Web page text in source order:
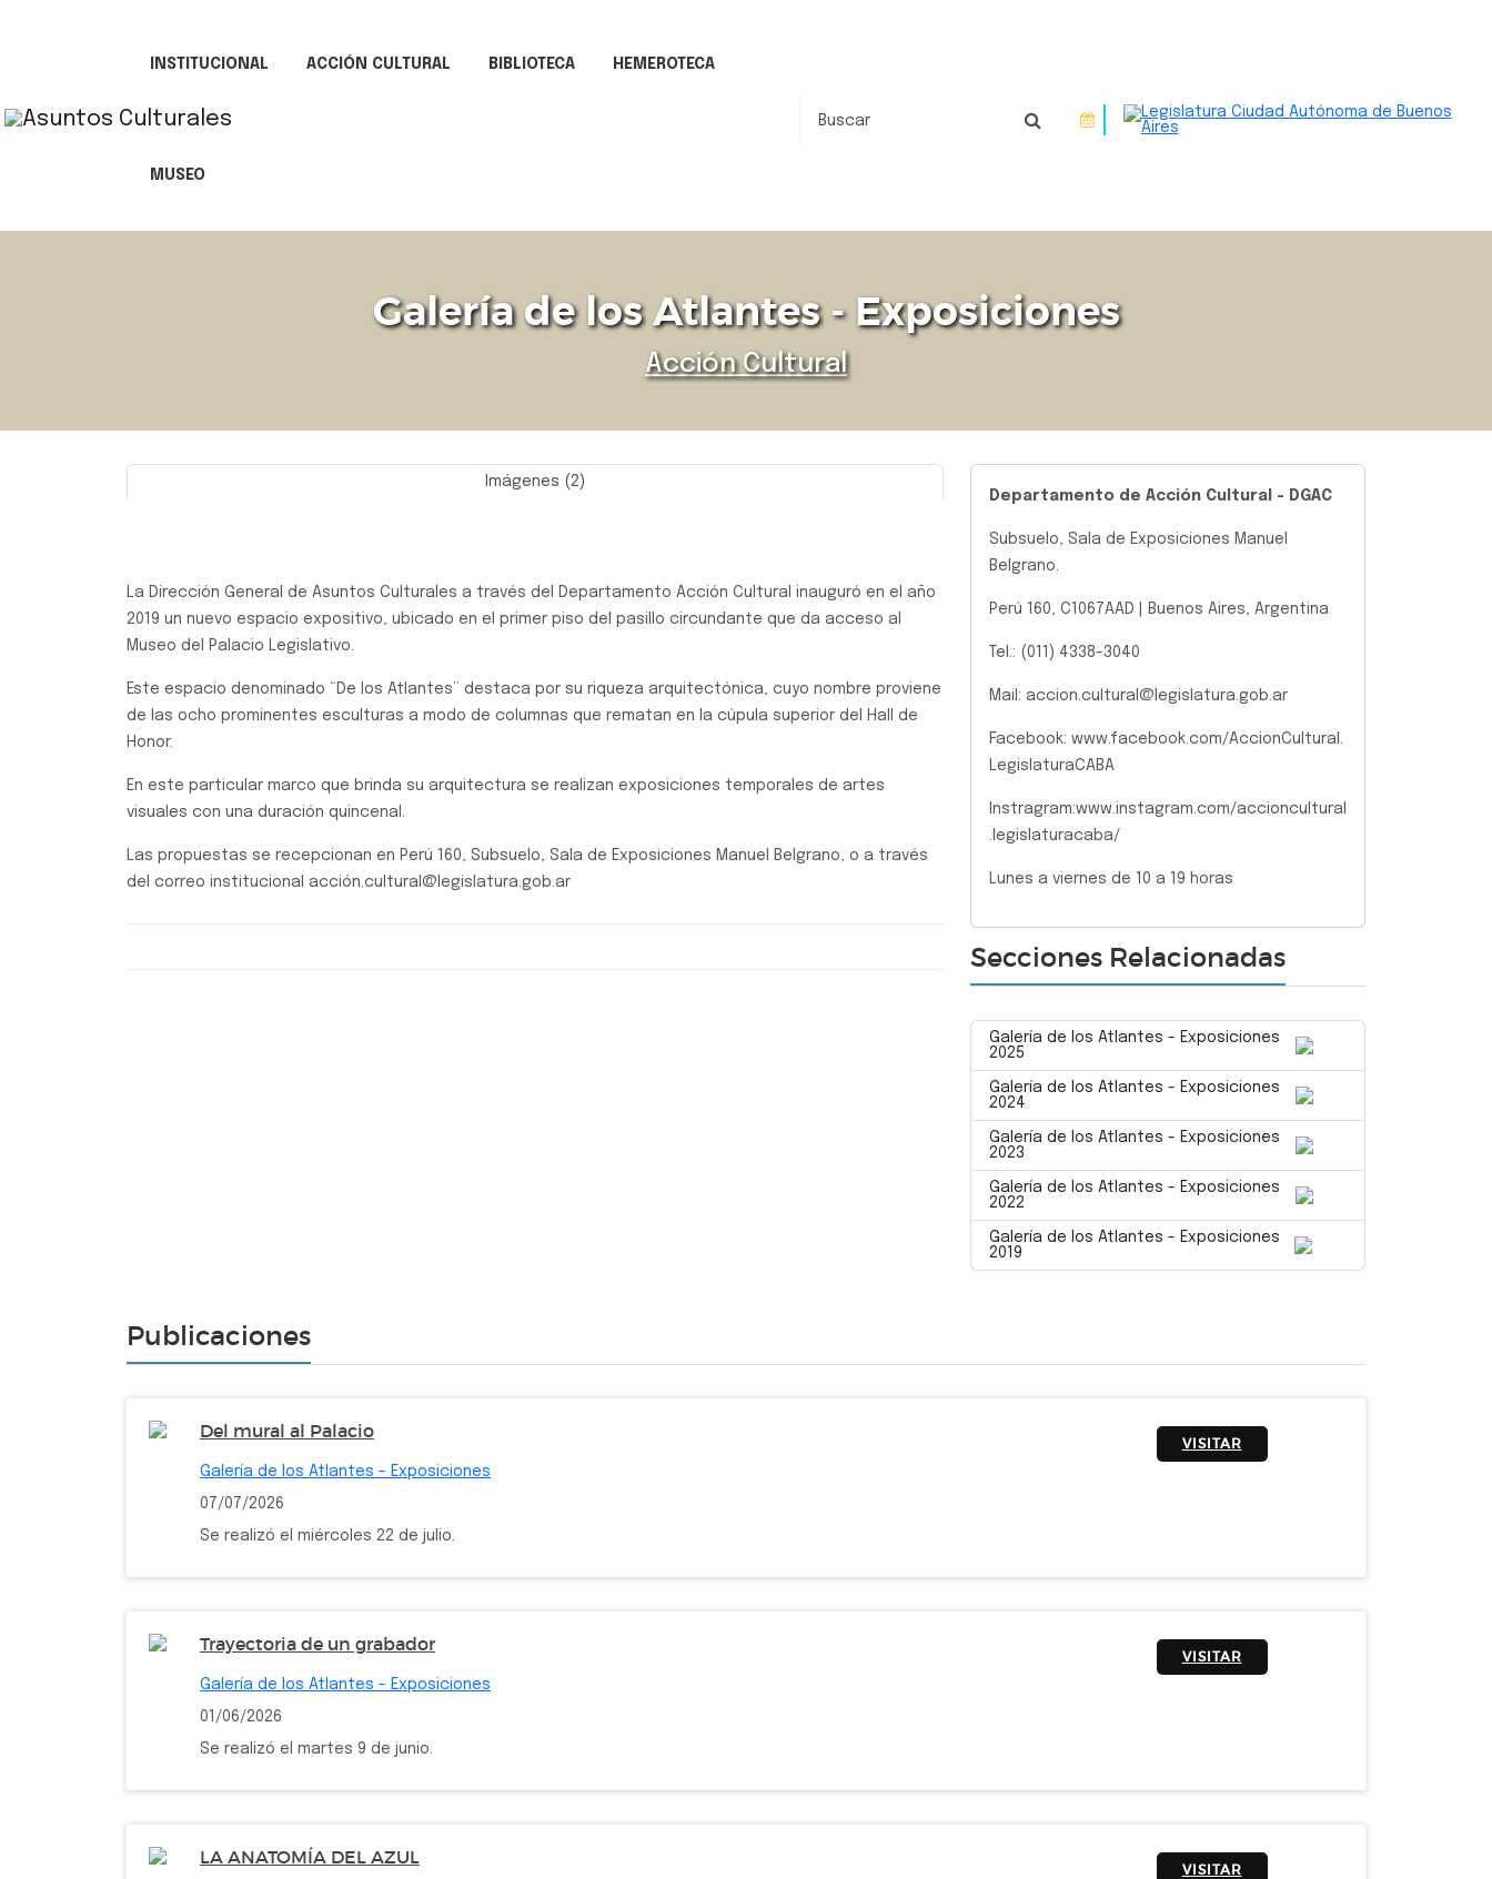
INSTITUCIONAL ACCIÓN CULTURAL BIBLIOTECA HEMEROTECA
MUSEO
Galería de los Atlantes - Exposiciones
Acción Cultural
Imágenes (2)
La Dirección General de Asuntos Culturales a través del Departamento Acción Cultural inauguró en el año
2019 un nuevo espacio expositivo, ubicado en el primer piso del pasillo circundante que da acceso al
Museo del Palacio Legislativo.
Este espacio denominado “De los Atlantes” destaca por su riqueza arquitectónica, cuyo nombre proviene
de las ocho prominentes esculturas a modo de columnas que rematan en la cúpula superior del Hall de
Honor.
En este particular marco que brinda su arquitectura se realizan exposiciones temporales de artes
visuales con una duración quincenal.
Las propuestas se recepcionan en Perú 160, Subsuelo, Sala de Exposiciones Manuel Belgrano, o a través
del correo institucional acción.cultural@legislatura.gob.ar
Departamento de Acción Cultural - DGAC
Subsuelo, Sala de Exposiciones Manuel
Belgrano.
Perú 160, C1067AAD | Buenos Aires, Argentina
Tel.: (011) 4338-3040
Mail: accion.cultural@legislatura.gob.ar
Facebook: www.facebook.com/AccionCultural.
LegislaturaCABA
Instragram:www.instagram.com/accioncultural
.legislaturacaba/
Lunes a viernes de 10 a 19 horas
Secciones Relacionadas
Galería de los Atlantes - Exposiciones
2025
Galería de los Atlantes - Exposiciones
2024
Galería de los Atlantes - Exposiciones
2023
Galería de los Atlantes - Exposiciones
2022
Galería de los Atlantes - Exposiciones
2019
Publicaciones
Del mural al Palacio
Galería de los Atlantes - Exposiciones
07/07/2026
Se realizó el miércoles 22 de julio.
VISITAR
Trayectoria de un grabador
Galería de los Atlantes - Exposiciones
01/06/2026
Se realizó el martes 9 de junio.
VISITAR
LA ANATOMÍA DEL AZUL
VISITAR